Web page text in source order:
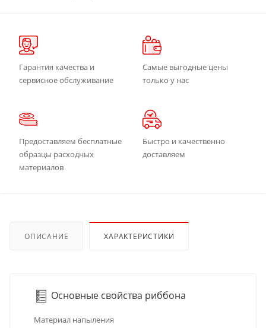
Гарантия качества и
сервисное обслуживание
Самые выгодные цены
только у нас
Предоставляем бесплатные
образцы расходных
материалов
Быстро и качественно
доставляем
ОПИСАНИЕ ХАРАКТЕРИСТИКИ
Основные свойства риббона
Материал напыления